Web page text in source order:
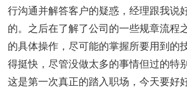
行沟通并解答客户的疑惑，经理跟我说
的。之后在了解了公司的一些规章流程
的具体操作，尽可能的掌握所要用到的
得挺快，尽管没做太多的事情但过的特
这是第一次真正的踏入职场，今天要好